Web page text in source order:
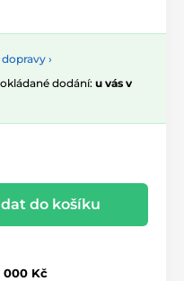
›
dodání: u vás v
do košíku
000 Kč